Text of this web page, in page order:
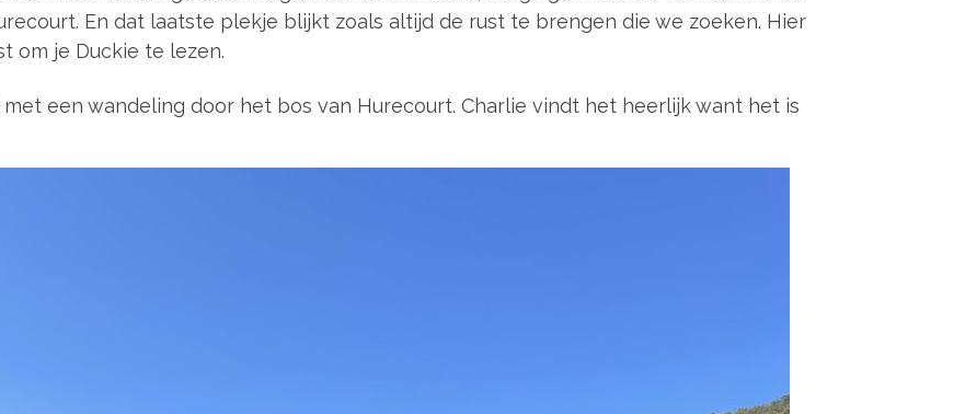
En dat laatste plekje blijkt zoals altijd de rust te brengen die we zoeken. Hier
om je Duckie te lezen.
een wandeling door het bos van Hurecourt. Charlie vindt het heerlijk want het is